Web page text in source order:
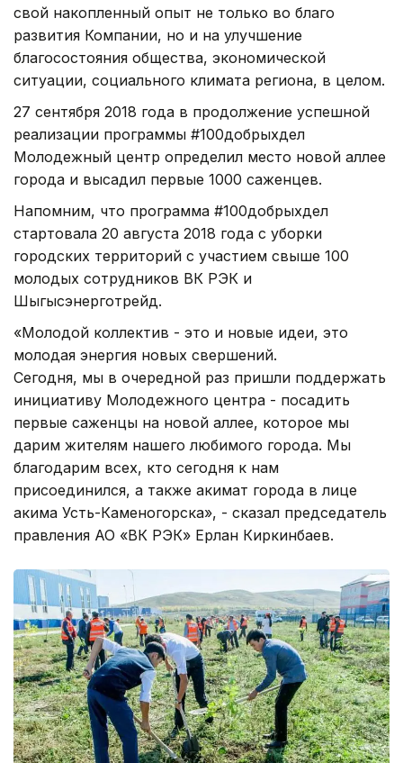
свой накопленный опыт не только во благо
развития Компании, но и на улучшение
благосостояния общества, экономической
ситуации, социального климата региона, в целом.
27 сентября 2018 года в продолжение успешной
реализации программы #100добрыхдел
Молодежный центр определил место новой аллее
города и высадил первые 1000 саженцев.
Напомним, что программа #100добрыхдел
стартовала 20 августа 2018 года с уборки
городских территорий с участием свыше 100
молодых сотрудников ВК РЭК и
Шыгысэнерготрейд.
«Молодой коллектив - это и новые идеи, это
молодая энергия новых свершений.
Сегодня, мы в очередной раз пришли поддержать
инициативу Молодежного центра - посадить
первые саженцы на новой аллее, которое мы
дарим жителям нашего любимого города. Мы
благодарим всех, кто сегодня к нам
присоединился, а также акимат города в лице
акима Усть-Каменогорска», - сказал председатель
правления АО «ВК РЭК» Ерлан Киркинбаев.